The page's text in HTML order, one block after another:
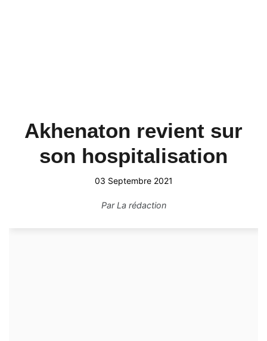
Akhenaton revient sur
son hospitalisation
03 Septembre 2021
ParLa rédaction